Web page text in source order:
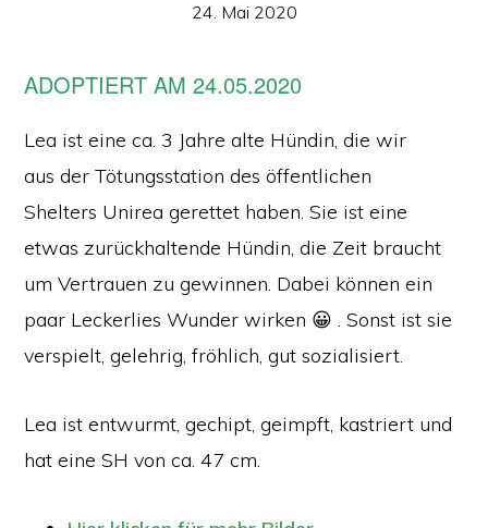
24. Mai 2020
ADOPTIERT AM 24.05.2020
Lea ist eine ca. 3 Jahre alte Hündin, die wir
aus der Tötungsstation des öffentlichen
Shelters Unirea gerettet haben. Sie ist eine
etwas zurückhaltende Hündin, die Zeit braucht
um Vertrauen zu gewinnen. Dabei können ein
paar Leckerlies Wunder wirken 😀 . Sonst ist sie
verspielt, gelehrig, fröhlich, gut sozialisiert.
Lea ist entwurmt, gechipt, geimpft, kastriert und
hat eine SH von ca. 47 cm.